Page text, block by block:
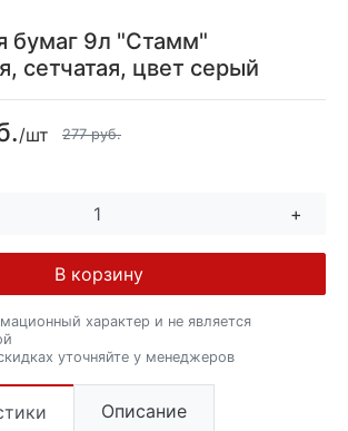
бумаг 9л "Стамм"
сетчатая, цвет серый
/шт 277 руб.
+
В корзину
характер и не является
уточняйте у менеджеров
Описание